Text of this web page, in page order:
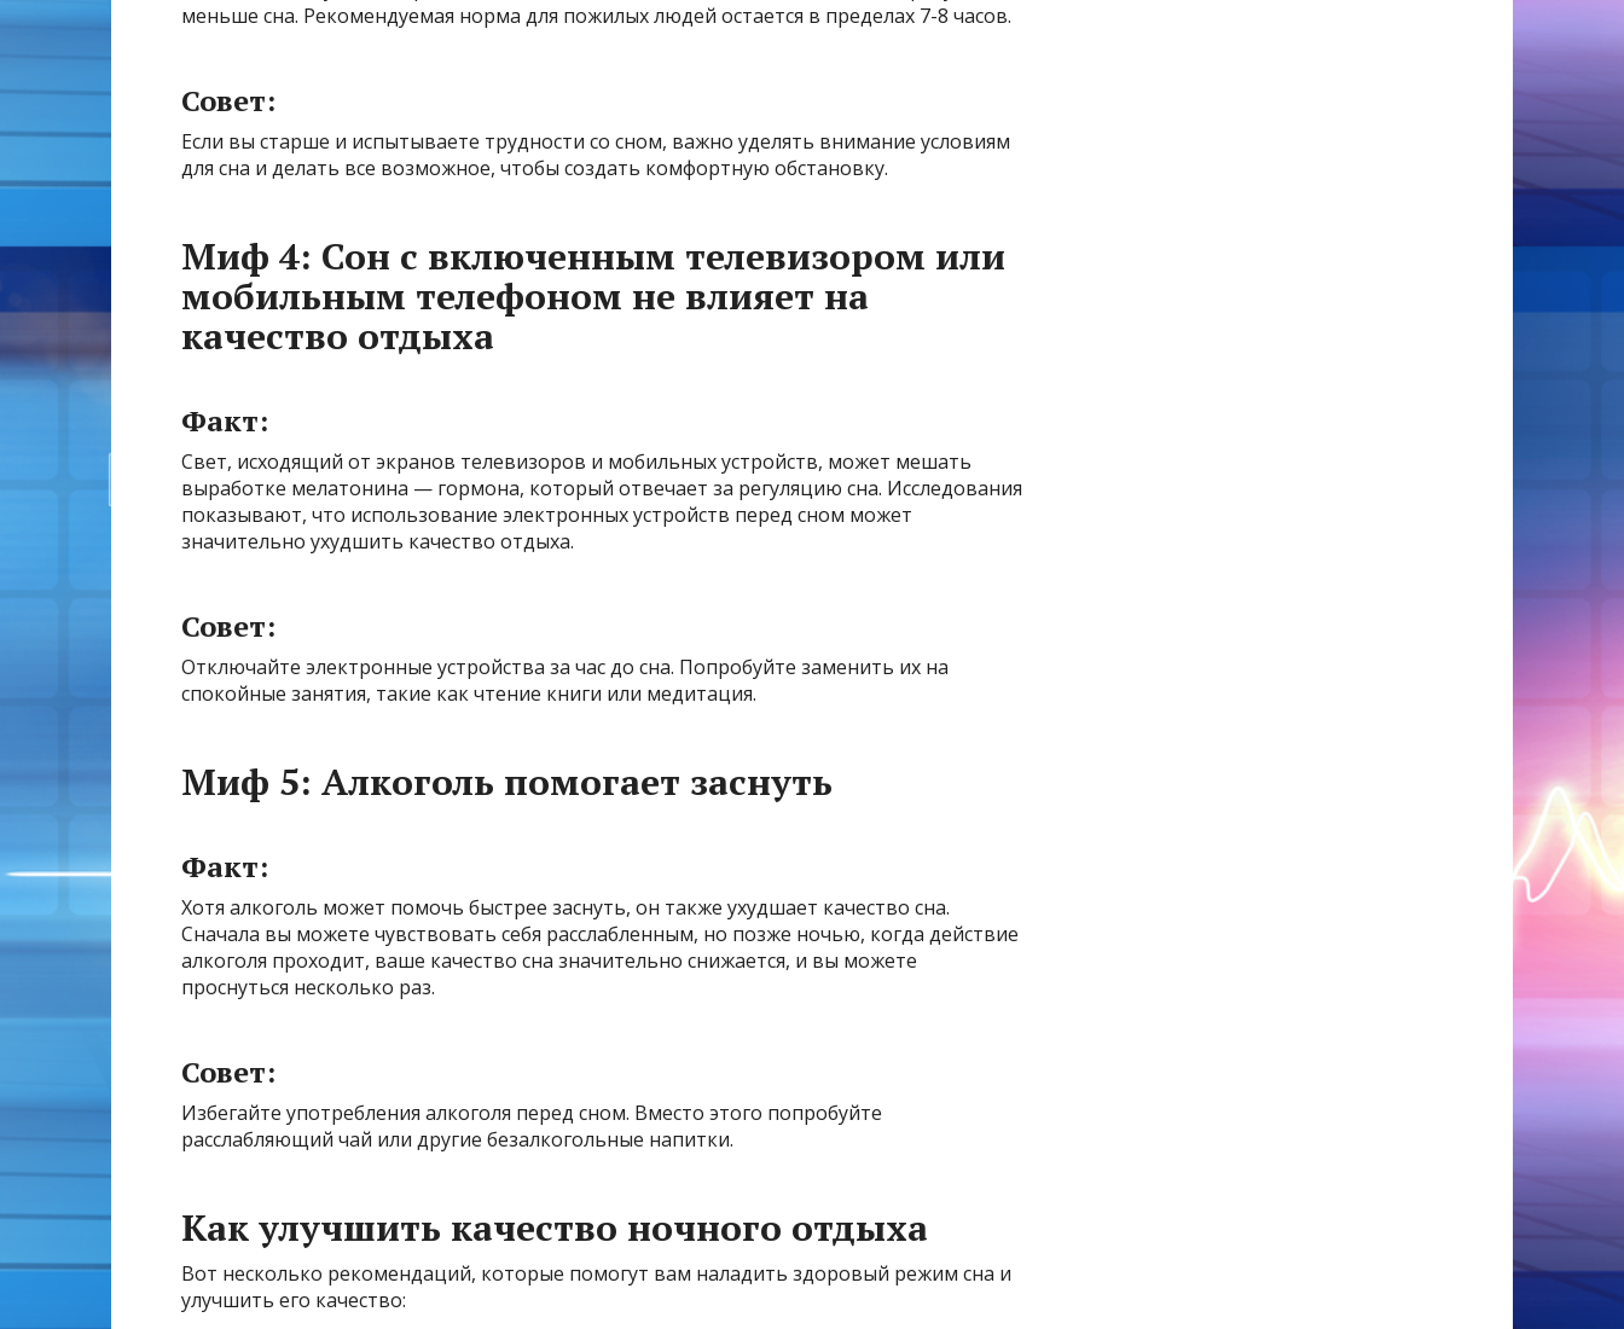
меньше сна. Рекомендуемая норма для пожилых людей остается в пределах 7-8 часов.
Совет:
Если вы старше и испытываете трудности со сном, важно уделять внимание условиям
для сна и делать все возможное, чтобы создать комфортную обстановку.
Миф 4: Сон с включенным телевизором или
мобильным телефоном не влияет на
качество отдыха
Факт:
Свет, исходящий от экранов телевизоров и мобильных устройств, может мешать
выработке мелатонина — гормона, который отвечает за регуляцию сна. Исследования
показывают, что использование электронных устройств перед сном может
значительно ухудшить качество отдыха.
Совет:
Отключайте электронные устройства за час до сна. Попробуйте заменить их на
спокойные занятия, такие как чтение книги или медитация.
Миф 5: Алкоголь помогает заснуть
Факт:
Хотя алкоголь может помочь быстрее заснуть, он также ухудшает качество сна.
Сначала вы можете чувствовать себя расслабленным, но позже ночью, когда действие
алкоголя проходит, ваше качество сна значительно снижается, и вы можете
проснуться несколько раз.
Совет:
Избегайте употребления алкоголя перед сном. Вместо этого попробуйте
расслабляющий чай или другие безалкогольные напитки.
Как улучшить качество ночного отдыха
Вот несколько рекомендаций, которые помогут вам наладить здоровый режим сна и
улучшить его качество: